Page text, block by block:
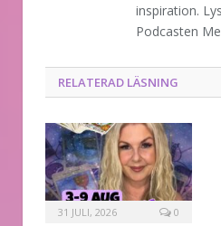
inspiration.
Podcasten
RELATERAD LÄSNING
31 JULI, 2026 0